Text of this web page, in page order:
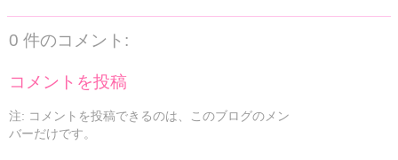
0 件のコメント:
コメントを投稿
注: コメントを投稿できるのは、このブログのメン
バーだけです。